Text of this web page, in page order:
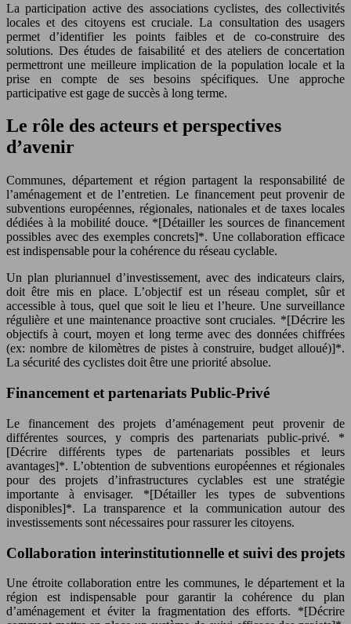
La participation active des associations cyclistes, des collectivités
locales et des citoyens est cruciale. La consultation des usagers
permet d’identifier les points faibles et de co-construire des
solutions. Des études de faisabilité et des ateliers de concertation
permettront une meilleure implication de la population locale et la
prise en compte de ses besoins spécifiques. Une approche
participative est gage de succès à long terme.
Le rôle des acteurs et perspectives
d’avenir
Communes, département et région partagent la responsabilité de
l’aménagement et de l’entretien. Le financement peut provenir de
subventions européennes, régionales, nationales et de taxes locales
dédiées à la mobilité douce. *[Détailler les sources de financement
possibles avec des exemples concrets]*. Une collaboration efficace
est indispensable pour la cohérence du réseau cyclable.
Un plan pluriannuel d’investissement, avec des indicateurs clairs,
doit être mis en place. L’objectif est un réseau complet, sûr et
accessible à tous, quel que soit le lieu et l’heure. Une surveillance
régulière et une maintenance proactive sont cruciales. *[Décrire les
objectifs à court, moyen et long terme avec des données chiffrées
(ex: nombre de kilomètres de pistes à construire, budget alloué)]*.
La sécurité des cyclistes doit être une priorité absolue.
Financement et partenariats Public-Privé
Le financement des projets d’aménagement peut provenir de
différentes sources, y compris des partenariats public-privé. *
[Décrire différents types de partenariats possibles et leurs
avantages]*. L’obtention de subventions européennes et régionales
pour des projets d’infrastructures cyclables est une stratégie
importante à envisager. *[Détailler les types de subventions
disponibles]*. La transparence et la communication autour des
investissements sont nécessaires pour rassurer les citoyens.
Collaboration interinstitutionnelle et suivi des projets
Une étroite collaboration entre les communes, le département et la
région est indispensable pour garantir la cohérence du plan
d’aménagement et éviter la fragmentation des efforts. *[Décrire